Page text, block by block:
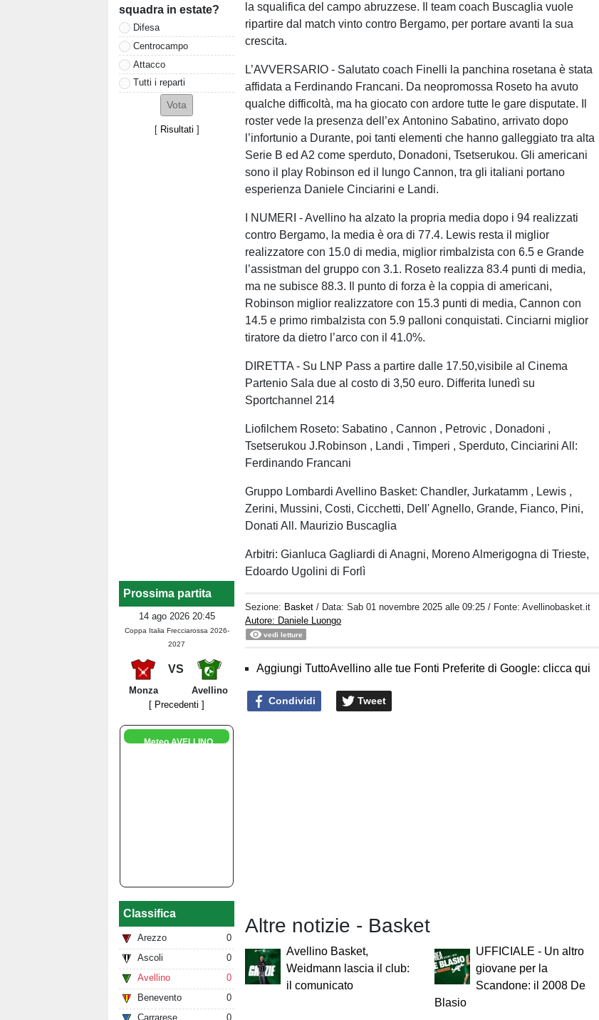
squadra in estate?
Difesa
Centrocampo
Attacco
Tutti i reparti
[ Risultati ]
Prossima partita
14 ago 2026 20:45
Coppa Italia Frecciarossa 2026-
2027
VS
Monza
Avellino
[ Precedenti ]
Meteo AVELLINO
Classifica
Arezzo
0
Ascoli
0
Avellino
0
Benevento
0
Carrarese
0
la squalifica del campo abruzzese. Il team coach Buscaglia vuole
ripartire dal match vinto contro Bergamo, per portare avanti la sua
crescita.
L’AVVERSARIO - Salutato coach Finelli la panchina rosetana è stata
affidata a Ferdinando Francani. Da neopromossa Roseto ha avuto
qualche difficoltà, ma ha giocato con ardore tutte le gare disputate. Il
roster vede la presenza dell’ex Antonino Sabatino, arrivato dopo
l’infortunio a Durante, poi tanti elementi che hanno galleggiato tra alta
Serie B ed A2 come sperduto, Donadoni, Tsetserukou. Gli americani
sono il play Robinson ed il lungo Cannon, tra gli italiani portano
esperienza Daniele Cinciarini e Landi.
I NUMERI - Avellino ha alzato la propria media dopo i 94 realizzati
contro Bergamo, la media è ora di 77.4. Lewis resta il miglior
realizzatore con 15.0 di media, miglior rimbalzista con 6.5 e Grande
l’assistman del gruppo con 3.1. Roseto realizza 83.4 punti di media,
ma ne subisce 88.3. Il punto di forza è la coppia di americani,
Robinson miglior realizzatore con 15.3 punti di media, Cannon con
14.5 e primo rimbalzista con 5.9 palloni conquistati. Cinciarni miglior
tiratore da dietro l’arco con il 41.0%.
DIRETTA - Su LNP Pass a partire dalle 17.50,visibile al Cinema
Partenio Sala due al costo di 3,50 euro. Differita lunedì su
Sportchannel 214
Liofilchem Roseto: Sabatino , Cannon , Petrovic , Donadoni ,
Tsetserukou J.Robinson , Landi , Timperi , Sperduto, Cinciarini All:
Ferdinando Francani
Gruppo Lombardi Avellino Basket: Chandler, Jurkatamm , Lewis ,
Zerini, Mussini, Costi, Cicchetti, Dell' Agnello, Grande, Fianco, Pini,
Donati All. Maurizio Buscaglia
Arbitri: Gianluca Gagliardi di Anagni, Moreno Almerigogna di Trieste,
Edoardo Ugolini di Forlì
Sezione: Basket / Data:Sab 01 novembre 2025 alle 09:25 / Fonte: Avellinobasket.it
Autore: Daniele Luongo
vedi letture
Aggiungi TuttoAvellino alle tue Fonti Preferite di Google: clicca qui
Condividi Tweet
Altre notizie - Basket
Avellino Basket,
Weidmann lascia il club:
il comunicato
UFFICIALE - Un altro
giovane per la
Scandone: il 2008 De
Blasio